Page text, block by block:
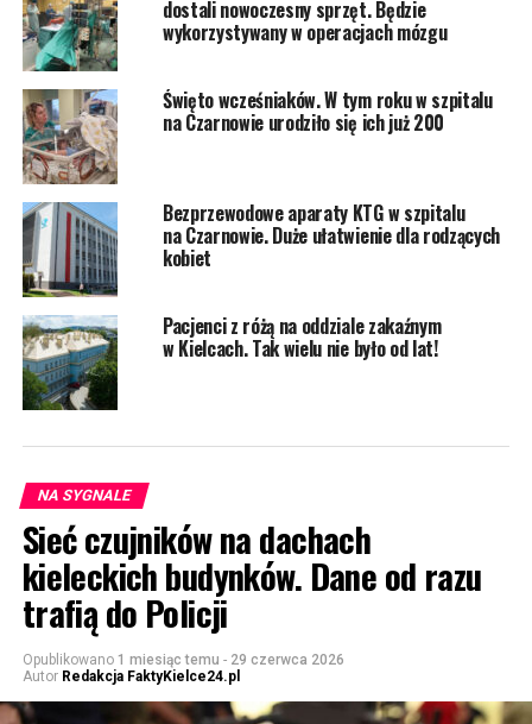
dostali nowoczesny sprzęt. Będzie
wykorzystywany w operacjach mózgu
Święto wcześniaków. W tym roku w szpitalu
na Czarnowie urodziło się ich już 200
Bezprzewodowe aparaty KTG w szpitalu
na Czarnowie. Duże ułatwienie dla rodzących
kobiet
Pacjenci z różą na oddziale zakaźnym
w Kielcach. Tak wielu nie było od lat!
NA SYGNALE
Sieć czujników na dachach
kieleckich budynków. Dane od razu
trafią do Policji
Opublikowano 1 miesiąc temu - 29 czerwca 2026
Autor Redakcja FaktyKielce24.pl